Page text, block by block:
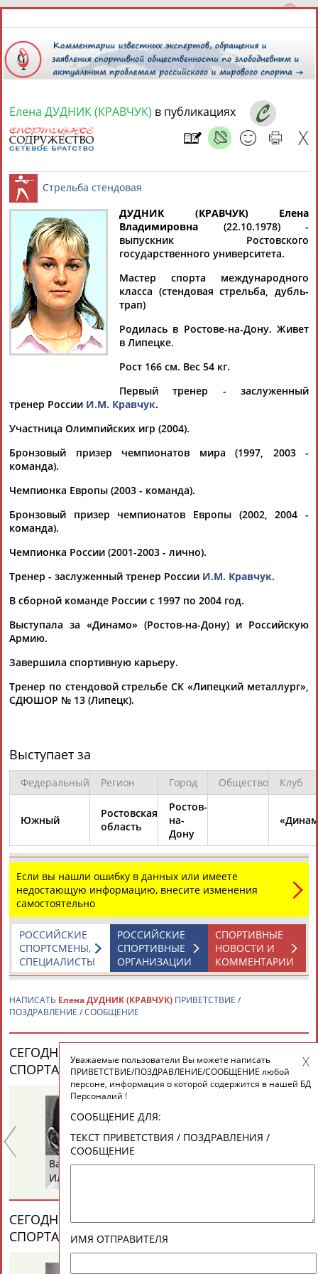
7 августа 2026 года,22:50
СПОРТСМЕНЫ, ТРЕНЕРЫ И СПЕЦИАЛИСТЫ
Найдено: 13181персон Расширенный поиск
Аслаудин
АБАЕВ
Елена
АБАИМОВА
Мария
Юлия
АБАСОВА
АБАЧАРАЕВ
АБАШИДЗЕ
Флюра
БУЛАТОВА
АБДРАХМАНОВАБДРАХМАНОВА
Рамазан
Тагир
Камиль
АБДУЛАЗИЗОВ
Камалудин
АБДУЛДАУДОВ
Абдула
АБДУЛЖАЛИЛОВАБДУЛКАГИРОВАБДУЛЛАЕВ
24 персон из 13181
ЕЩЁ ПЕРСОНЫ
ТАБЛО АКТИВНОСТИ
ЦЕЛИ ПРОЕКТА КОНТАКТЫ
Вопросы сотрудничества и совместной деятельности
Стадион, 1998-2026
Адресов в новостной рассылке: 996
Подпишись
Елена ДУДНИК (КРАВЧУК) в публикациях
Стрельба стендовая
ДУДНИК (КРАВЧУК) Елена
Владимировна (22.10.1978) -
выпускник Ростовского
государственного университета.
Мастер спорта международного
класса (стендовая стрельба, дубль-
трап)
Родилась в Ростове-на-Дону. Живет
в Липецке.
Рост 166 см. Вес 54 кг.
Первый тренер - заслуженный
тренер России И.М. Кравчук.
Участница Олимпийских игр (2004).
Бронзовый призер чемпионатов мира (1997, 2003 -
команда).
Чемпионка Европы (2003 - команда).
Бронзовый призер чемпионатов Европы (2002, 2004 -
команда).
Чемпионка России (2001-2003 - лично).
Тренер - заслуженный тренер России И.М. Кравчук.
В сборной команде России с 1997 по 2004 год.
Выступала за «Динамо» (Ростов-на-Дону) и Российскую
Армию.
Завершила спортивную карьеру.
Тренер по стендовой стрельбе СК «Липецкий металлург»,
СДЮШОР № 13 (Липецк).
Выступает за
Федеральный Регион Город Общество Клуб
Южный
Ростовская
область
Ростов-
на-
Дону
Если вы нашли ошибку в данных или имеете
недостающую информацию, внесите изменения
самостоятельно
СПОРТИВНЫЕ
НОВОСТИ И
КОММЕНТАРИИ
РОССИЙСКИЕ
СПОРТИВНЫЕ
ОРГАНИЗАЦИИ
РОССИЙСКИЕ
СПОРТСМЕНЫ,
СПЕЦИАЛИСТЫ
НАПИСАТЬ Елена ДУДНИК (КРАВЧУК) ПРИВЕТСТВИЕ /
ПОЗДРАВЛЕНИЕ / СООБЩЕНИЕ
СЕГОДНЯ ДЕНЬ РОЖДЕНИЯ У ПЕРСОН ИЗ МИРА
СПОРТА (33 ПЕРСОНАЛИЙ)
ВЕСЬ СПИСОК
Валерий
ИЛЬИНЫХ
Валерий
СЕГОДНЯ ДЕНЬ ПАМЯТИ У ПЕРСОН ИЗ МИРА
СПОРТА (6 ПЕРСОНАЛИЙ)
Уважаемые пользователи Вы можете написать
ПРИВЕТСТВИЕ/ПОЗДРАВЛЕНИЕ/СООБЩЕНИЕ любой
персоне, информация о которой содержится в нашей БД
Персоналий !
СООБЩЕНИЕ ДЛЯ:
ТЕКСТ ПРИВЕТСТВИЯ / ПОЗДРАВЛЕНИЯ /
СООБЩЕНИЕ
ИМЯ ОТПРАВИТЕЛЯ